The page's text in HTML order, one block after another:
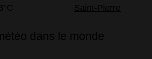
Saint-Pierre
dans le monde